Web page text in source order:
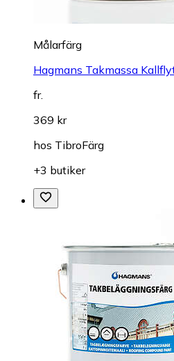
Målarfärg
Hagmans Takmassa
fr.
369 kr
hos TibroFärg
+3 butiker